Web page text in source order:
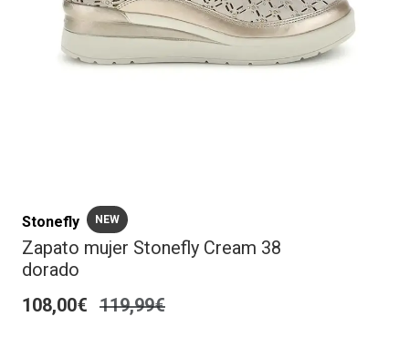
Stonefly NEW
Zapato mujer Stonefly Cream 38
dorado
108,00€ 119,99€